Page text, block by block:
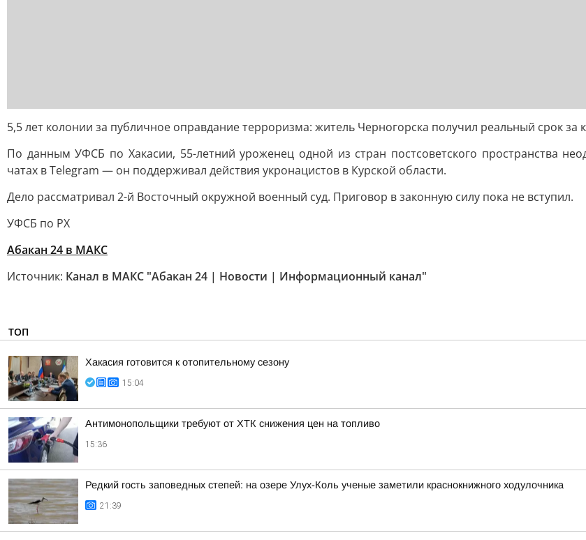
5,5 лет колонии за публичное оправдание терроризма: житель Черногорска получил реальный срок за
По данным УФСБ по Хакасии, 55-летний уроженец одной из стран постсоветского пространства
чатах в Telegram — он поддерживал действия укронацистов в Курской области.
Дело рассматривал 2-й Восточный окружной военный суд. Приговор в законную силу пока не вступил.
УФСБ по РХ
Абакан 24 в МАКС
Источник: Канал в МАКС "Абакан 24 | Новости | Информационный канал"
ТОП
Хакасия готовится к отопительному сезону
15:04
Антимонопольщики требуют от ХТК снижения цен на топливо
15:36
Редкий гость заповедных степей: на озере Улух-Коль ученые заметили краснокнижного ходулочника
21:39